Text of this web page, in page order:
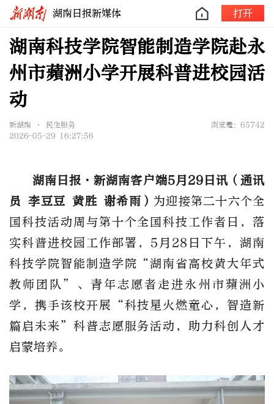
湖南日报新媒体 打开
湖南科技学院智能制造学院赴永
州市蘋洲小学开展科普进校园活
动
新湖南 • 民生服务
浏览量：65742
2026-05-29 16:27:56
湖南日报·新湖南客户端5月29日讯（通讯
员 李豆豆 黄胜 谢希雨） 为迎接第二十六个全
国科技活动周与第十个全国科技工作者日，落
实科普进校园工作部署，5月28日下午，湖南
科技学院智能制造学院“湖南省高校黄大年式
教师团队”、青年志愿者走进永州市蘋洲小
学，携手该校开展“科技星火燃童心，智造新
篇启未来”科普志愿服务活动，助力科创人才
启蒙培养。